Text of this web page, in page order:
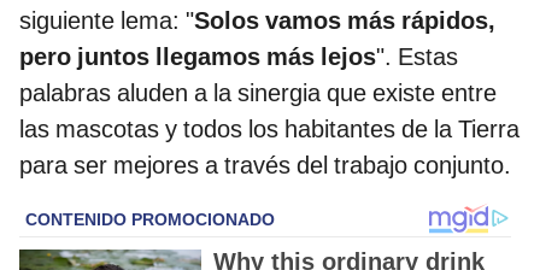
siguiente lema: "Solos vamos más rápidos,
pero juntos llegamos más lejos". Estas
palabras aluden a la sinergia que existe entre
las mascotas y todos los habitantes de la Tierra
para ser mejores a través del trabajo conjunto.